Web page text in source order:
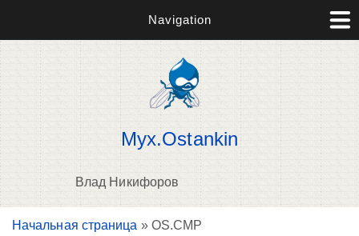
Navigation
Myx.Ostankin
Влад Никифоров
Вы здесь
Начальная страница » OS.CMP